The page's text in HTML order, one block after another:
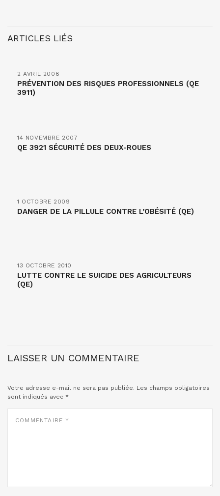
ARTICLES LIÉS
2 AVRIL 2008
PRÉVENTION DES RISQUES PROFESSIONNELS (QE
3911)
14 NOVEMBRE 2007
QE 3921 SÉCURITÉ DES DEUX-ROUES
1 OCTOBRE 2009
DANGER DE LA PILLULE CONTRE L’OBÉSITÉ (QE)
13 OCTOBRE 2010
LUTTE CONTRE LE SUICIDE DES AGRICULTEURS
(QE)
LAISSER UN COMMENTAIRE
Votre adresse e-mail ne sera pas publiée. Les champs obligatoires
sont indiqués avec *